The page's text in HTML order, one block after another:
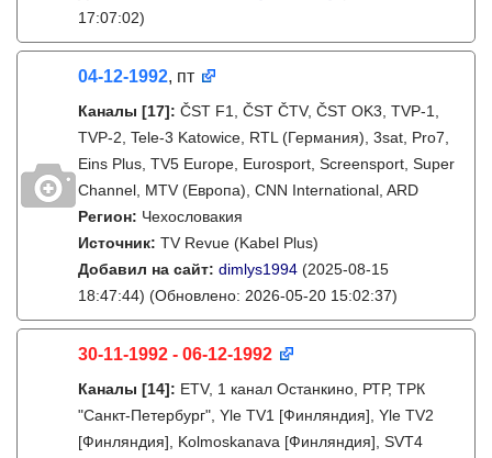
17:07:02)
04-12-1992, пт
Каналы [17]: ČST F1, ČST ČTV, ČST OK3, TVP-1,
TVP-2, Tele-3 Katowice, RTL (Германия), 3sat, Pro7,
Eins Plus, TV5 Europe, Eurosport, Screensport, Super
Channel, MTV (Европа), CNN International, ARD
Регион: Чехословакия
Источник: TV Revue (Kabel Plus)
Добавил на сайт: dimlys1994 (2025-08-15
18:47:44) (Обновлено: 2026-05-20 15:02:37)
30-11-1992 - 06-12-1992
Каналы [14]: ETV, 1 канал Останкино, РТР, ТРК
"Санкт-Петербург", Yle TV1 [Финляндия], Yle TV2
[Финляндия], Kolmoskanava [Финляндия], SVT4